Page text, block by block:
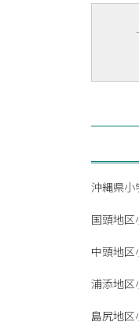
沖縄県小
国頭地区
中頭地区
浦添地区
島尻地区